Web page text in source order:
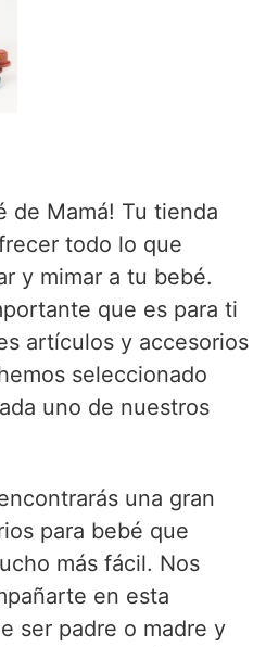
de Mamá! Tu tienda
todo lo que
y mimar a tu bebé.
que es para ti
artículos y accesorios
seleccionado
uno de nuestros
una gran
para bebé que
más fácil. Nos
en esta
ser padre o madre y